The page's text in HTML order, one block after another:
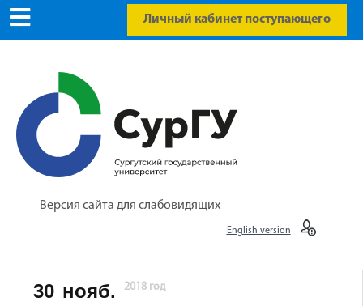
Личный кабинет поступающего
Версия сайта для слабовидящих
English version
30 нояб. 2018 год